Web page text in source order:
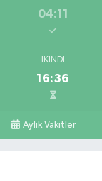
04:11
İKINDI
16:36
Aylık Vakitler